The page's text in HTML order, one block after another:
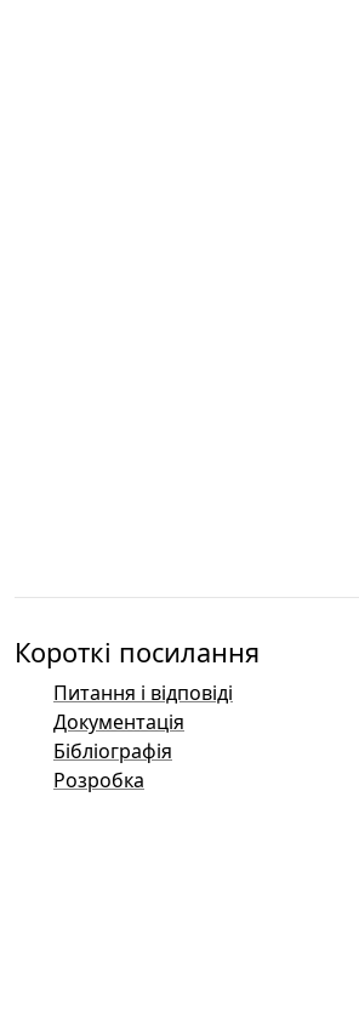
Короткі посилання
Питання і відповіді
Документація
Бібліографія
Розробка